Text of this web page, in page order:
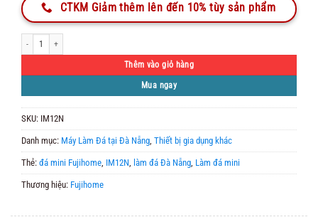
CTKM Giảm thêm lên đến 10% tùy sản phẩm
Máy làm đá mini Fujihome IM12N số lượng
Thêm vào giỏ hàng
Mua ngay
SKU: IM12N
Danh mục: Máy Làm Đá tại Đà Nẵng, Thiết bị gia dụng khác
Thẻ: đá mini Fujihome, IM12N, làm đá Đà Nẵng, Làm đá mini
Thương hiệu: Fujihome